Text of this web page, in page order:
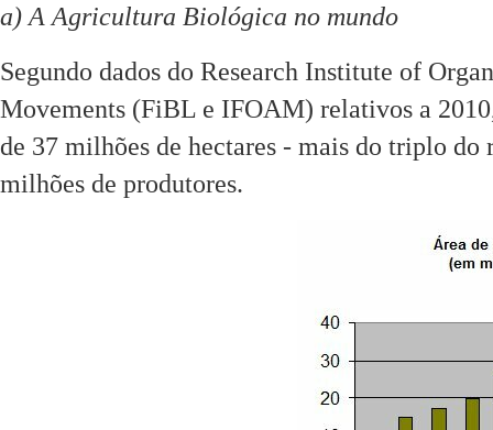
a) A Agricultura Biológica no mundo
Segundo dados do Research Institute of
Movements (FiBL e IFOAM) relativos a
de 37 milhões de hectares - mais do triplo
milhões de produtores.